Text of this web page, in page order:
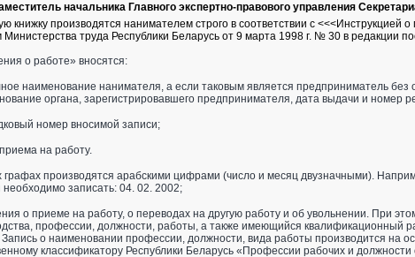
начальника Главного экспертно-правового управления
книжку производятся нанимателем строго в соответствии с <<<Инструкцией
труда Республики Беларусь от 9 марта 1998 г. № 30 в редакции
о работе» вносятся:
наименование нанимателя, а если таковым является предприниматель
органа, зарегистрировавшего предпринимателя, дата выдачи и номер
номер вносимой записи;
на работу.
графах производятся арабскими цифрами (число и месяц двузначными).
необходимо записать: 04. 02. 2002;
о приеме на работу, о переводах на другую работу и об увольнении. При
профессии, должности, работы, а также имеющийся квалификационный
о наименовании профессии, должности, вида работы производится на
классификатору Республики Беларусь «Профессии рабочих и